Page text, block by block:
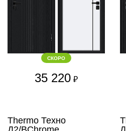
СКОРО
35 220 ₽
Thermo Техно